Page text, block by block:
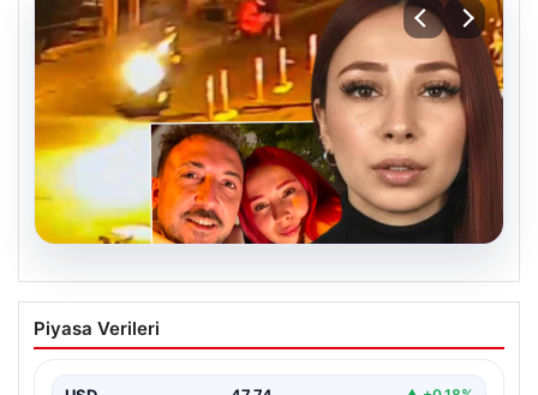
Nilda Müge Şahin cinayetinde yeni
ayrıntı. “Gördük ama emin olamadık”
Gelişmeler ve Detaylar”, “content”: “ İstanbul’un Şişli…
Piyasa Verileri